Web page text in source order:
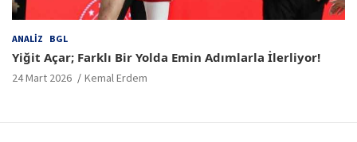
ANALIZ BGL
Yiğit Açar; Farklı Bir Yolda Emin Adımlarla İlerliyor!
24 Mart 2026 Kemal Erdem